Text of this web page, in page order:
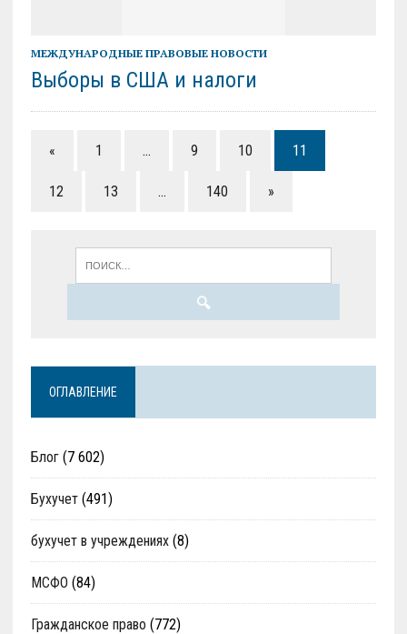
МЕЖДУНАРОДНЫЕ ПРАВОВЫЕ НОВОСТИ
Выборы в США и налоги
« 1 … 9 10 11
12 13 … 140 »
ОГЛАВЛЕНИЕ
Блог(7 602)
Бухучет(491)
бухучет в учреждениях(8)
МСФО (84)
Гражданское право (772)